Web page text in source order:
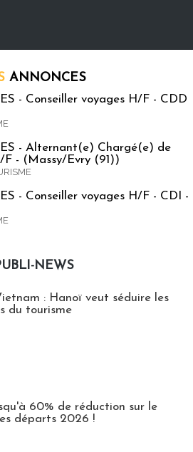
ANNONCES
- Conseiller voyages H/F - CDD
- Alternant(e) Chargé(e) de
F - (Massy/Evry (91))
- Conseiller voyages H/F - CDI -
NEWS
: Hanoï veut séduire les
du tourisme
60% de réduction sur le
départs 2026 !